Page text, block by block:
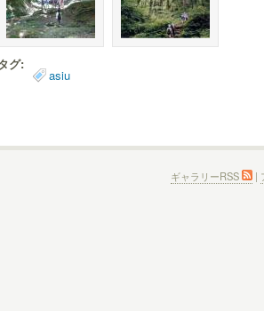
グ:
asiu
ギャラリーRSS |